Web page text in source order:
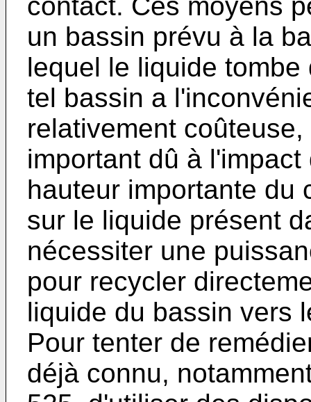
un bassin prévu à la
lequel le liquide
tel bassin a
relativement
important dû à
hauteur importante du
sur le liquide présent
nécessiter une
pour recycler
liquide du bassin vers
Pour tenter de
déjà connu,